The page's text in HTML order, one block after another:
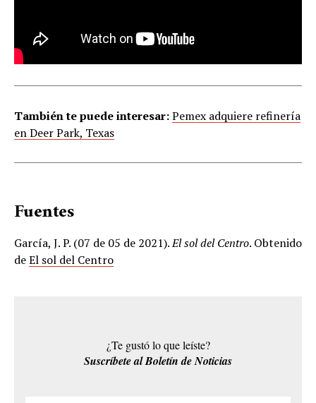
También te puede interesar:Pemex adquiere refinería
en Deer Park, Texas
Fuentes
García, J. P. (07 de 05 de 2021).El sol del Centro. Obtenido
deEl sol del Centro
¿Te gustó lo que leíste?
Suscríbete al Boletín de Noticias